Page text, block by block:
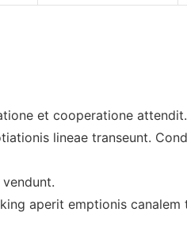
et cooperatione
lineae transeunt.
aperit emptionis